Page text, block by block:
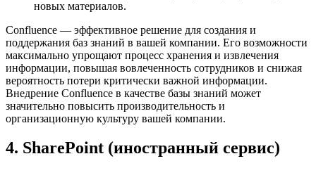
новых материалов.
Confluence — эффективное решение для создания и
поддержания баз знаний в вашей компании. Его возможности
максимально упрощают процесс хранения и извлечения
информации, повышая вовлеченность сотрудников и снижая
вероятность потери критически важной информации.
Внедрение Confluence в качестве базы знаний может
значительно повысить производительность и
организационную культуру вашей компании.
4. SharePoint (иностранный сервис)